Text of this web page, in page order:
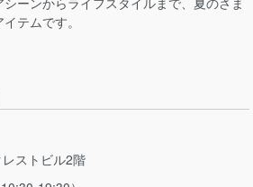
テムです。
ストビル2階